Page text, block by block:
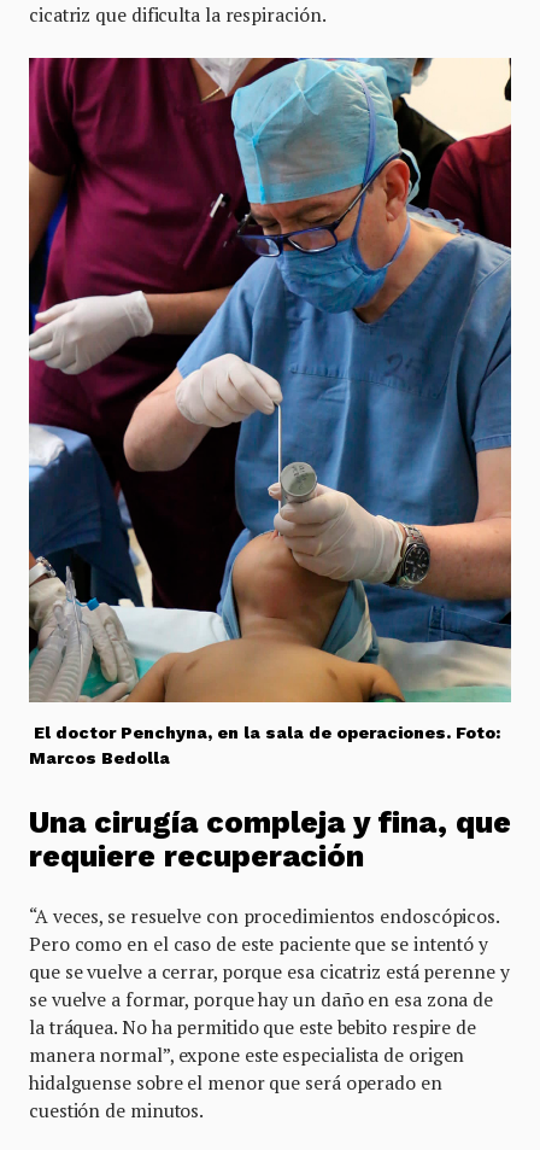
cicatriz que dificulta la respiración.
El doctor Penchyna, en la sala de operaciones. Foto:
Marcos Bedolla
Una cirugía compleja y fina, que
requiere recuperación
“A veces, se resuelve con procedimientos endoscópicos.
Pero como en el caso de este paciente que se intentó y
que se vuelve a cerrar, porque esa cicatriz está perenne y
se vuelve a formar, porque hay un daño en esa zona de
la tráquea. No ha permitido que este bebito respire de
manera normal”, expone este especialista de origen
hidalguense sobre el menor que será operado en
cuestión de minutos.